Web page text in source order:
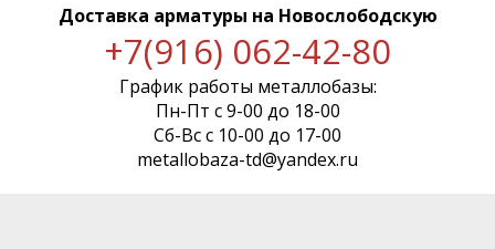
Доставка арматуры на Новослободскую
+7(916) 062-42-80
График работы металлобазы:
Пн-Пт с 9-00 до 18-00
Сб-Вс с 10-00 до 17-00
metallobaza-td@yandex.ru